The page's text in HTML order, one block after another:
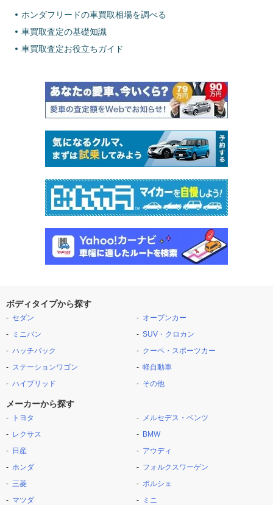
ホンダフリードの車買取相場を調べる
車買取査定の基礎知識
車買取査定お役立ちガイド
ボディタイプから探す
セダン
ミニバン
ハッチバック
ステーションワゴン
ハイブリッド
オープンカー
SUV・クロカン
クーペ・スポーツカー
軽自動車
その他
メーカーから探す
トヨタ
レクサス
日産
ホンダ
三菱
マツダ
メルセデス・ベンツ
BMW
アウディ
フォルクスワーゲン
ポルシェ
ミニ